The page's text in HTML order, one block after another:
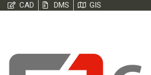
CAD DMS GIS